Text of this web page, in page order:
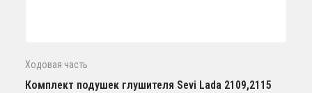
Ходовая часть
Комплект подушек глушителя Sevi Lada 2109,2115